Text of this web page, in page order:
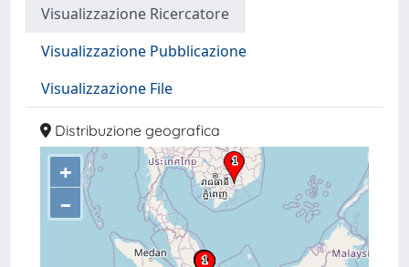
Visualizzazione Ricercatore
Visualizzazione Pubblicazione
Visualizzazione File
Distribuzione geografica
+
–